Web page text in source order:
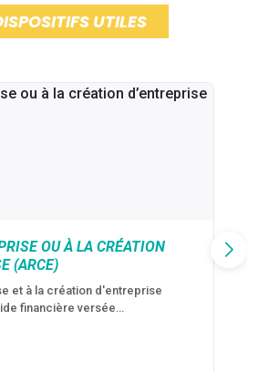
UTILES
OU À LA CRÉATION
(ARCE)
et à la création d'entreprise
financière versée…